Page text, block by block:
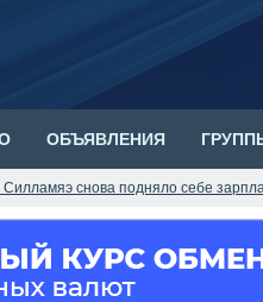
ОБЪЯВЛЕНИЯ
Силламяэ снова подняло себе